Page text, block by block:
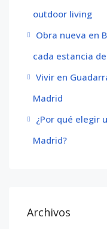
outdoor living
Obra nueva en
cada estancia
Vivir en
Madrid
¿Por qué elegir
Madrid?
Archivos